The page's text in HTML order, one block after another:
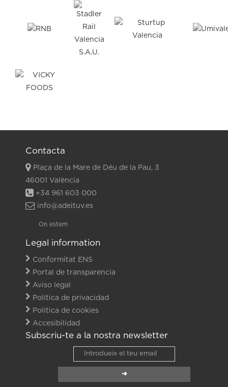
Contacta
Plaça de la Mare de Déu de la Pau, 3
46001 València
+34 961 603 000
info@adeituv.es
On estem
Legal information
Conformitat ENS
Portal de transparencia
Aviso legal
Política de privacidad
Política de cookies
Accesibilidad
Subscriu-te a la nostra newsletter